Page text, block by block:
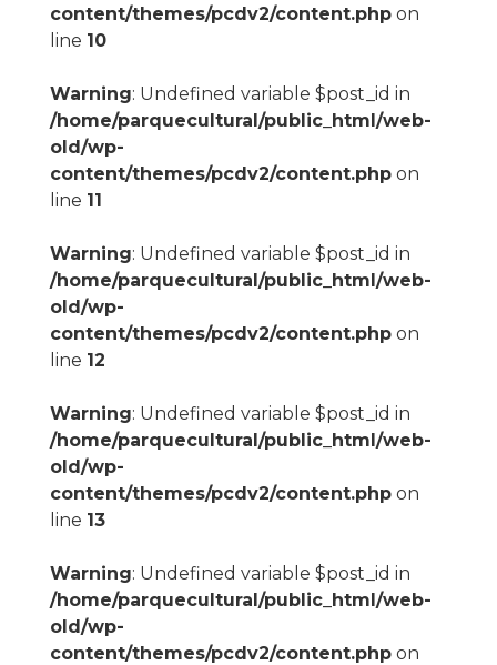
content/themes/pcdv2/content.phpon
line 10
Warning: Undefined variable $post_id in
/home/parquecultural/public_html/web-
old/wp-
content/themes/pcdv2/content.phpon
line 11
Warning: Undefined variable $post_id in
/home/parquecultural/public_html/web-
old/wp-
content/themes/pcdv2/content.phpon
line 12
Warning: Undefined variable $post_id in
/home/parquecultural/public_html/web-
old/wp-
content/themes/pcdv2/content.phpon
line 13
Warning: Undefined variable $post_id in
/home/parquecultural/public_html/web-
old/wp-
content/themes/pcdv2/content.phpon